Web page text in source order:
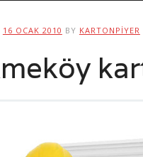
16 OCAK 2010 BY KARTONPIYER